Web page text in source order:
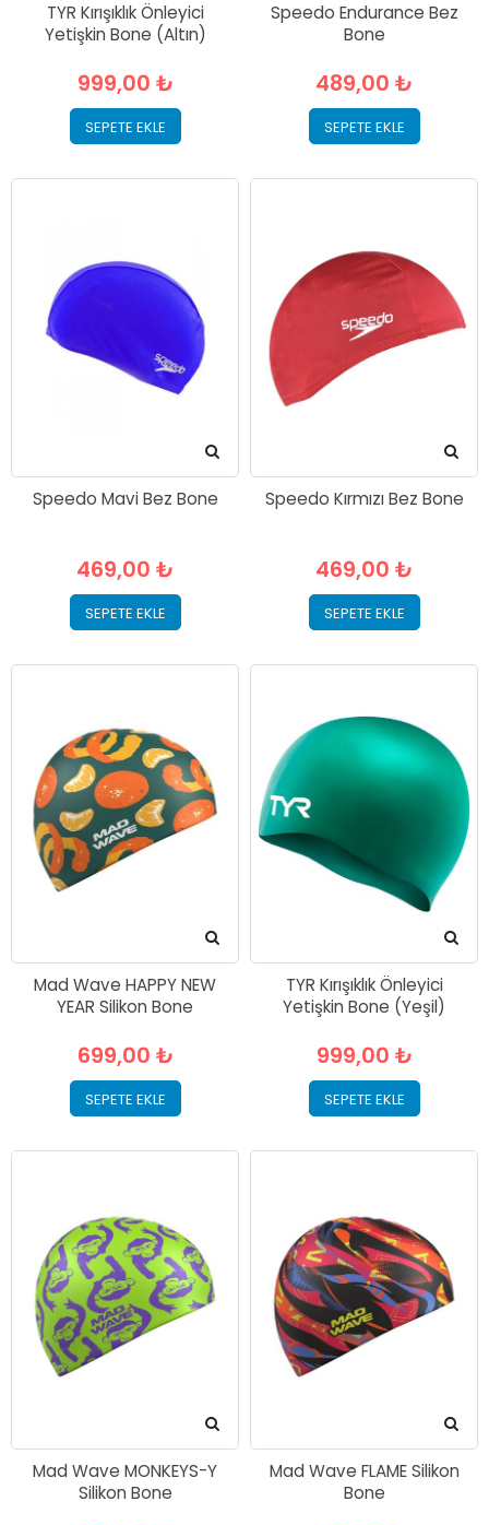
TYR Kırışıklık Önleyici
Yetişkin Bone (Altın)
999,00 ₺
SEPETE EKLE
Speedo Endurance Bez
Bone
489,00 ₺
SEPETE EKLE
Speedo Mavi Bez Bone
469,00 ₺
SEPETE EKLE
Speedo Kırmızı Bez Bone
469,00 ₺
SEPETE EKLE
Mad Wave HAPPY NEW
YEAR Silikon Bone
699,00 ₺
SEPETE EKLE
TYR Kırışıklık Önleyici
Yetişkin Bone (Yeşil)
999,00 ₺
SEPETE EKLE
Mad Wave MONKEYS-Y
Silikon Bone
Mad Wave FLAME Silikon
Bone